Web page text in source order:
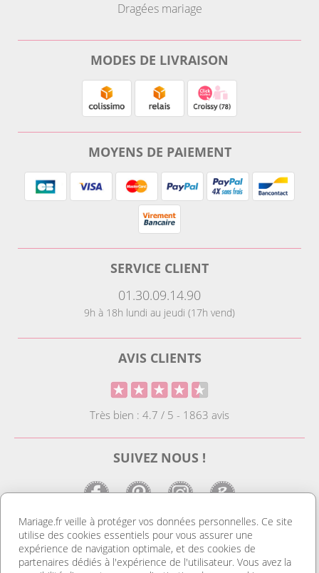
Dragées mariage
MODES DE LIVRAISON
MOYENS DE PAIEMENT
SERVICE CLIENT
01.30.09.14.90
9h à 18h lundi au jeudi (17h vend)
AVIS CLIENTS
Très bien : 4.7 / 5 - 1863 avis
SUIVEZ NOUS !
LE SITE DE LA DECO MARIAGE
Notre site est le spécialiste de la décoration mariage. Vous
Mariage.fr veille à protéger vos données personnelles. Ce site
utilise des cookies essentiels pour vous assurer une
expérience de navigation optimale, et des cookies de
partenaires dédiés à l'expérience de l'utilisateur. Vous avez la